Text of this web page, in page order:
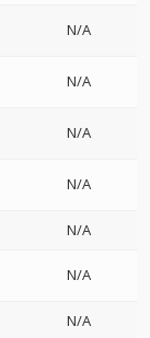
N/A
N/A
N/A
N/A
N/A
N/A
N/A